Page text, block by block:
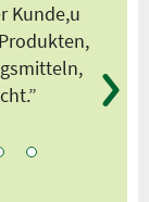
Kunde,u